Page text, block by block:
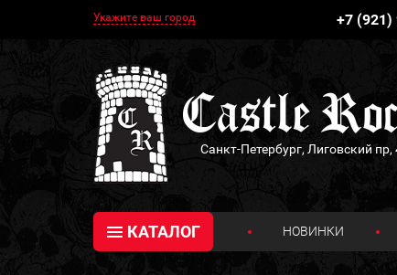
Укажите ваш город +7 (921)
Санкт-Петербург, Лиговский пр,
КАТАЛОГ НОВИНКИ